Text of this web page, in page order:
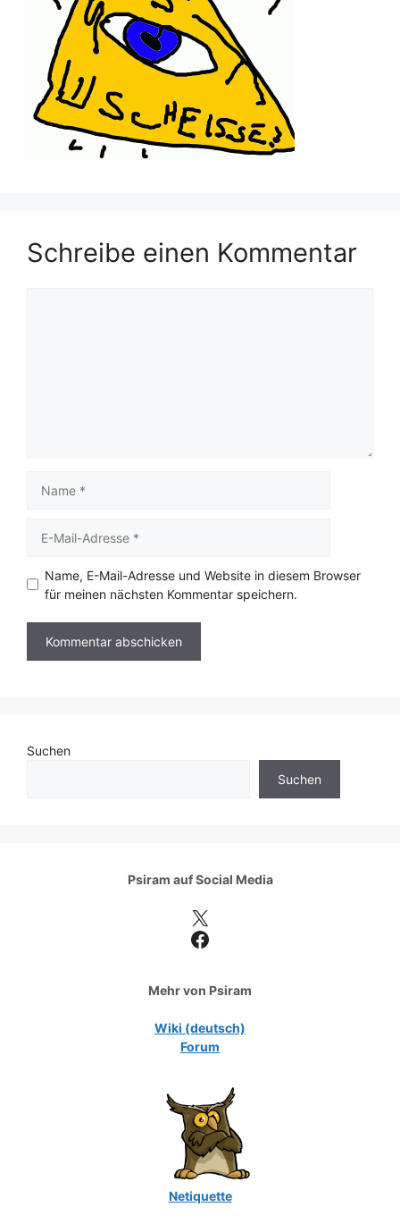
Schreibe einen Kommentar
Mail-
Name, E-Mail-Adresse und Website in diesem Browser
für meinen nächsten Kommentar speichern.
Suchen
Suchen
Psiram aufSocial Media
X
Facebook
Mehr von Psiram
Wiki (deutsch)
Forum
Netiquette